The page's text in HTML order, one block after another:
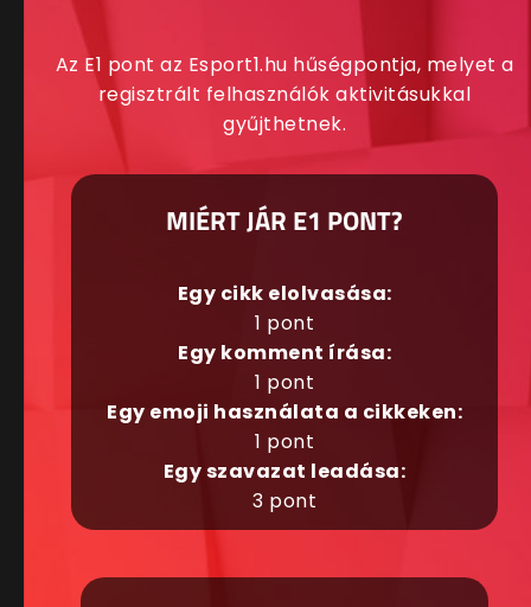
Az E1 pont az Esport1.hu hűségpontja, melyet a
regisztrált felhasználók aktivitásukkal
gyűjthetnek.
MIÉRT JÁR E1 PONT?
Egy cikk elolvasása:
1 pont
Egy komment írása:
1 pont
Egy emoji használata a cikkeken:
1 pont
Egy szavazat leadása:
3 pont